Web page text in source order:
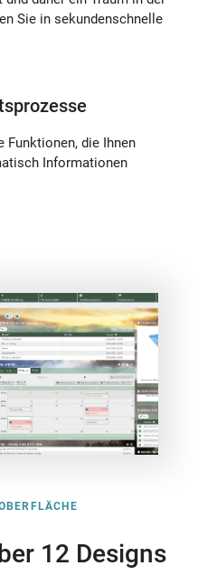
Sie in sekundenschnelle
Funktionen, die Ihnen
Informationen
12 Designs